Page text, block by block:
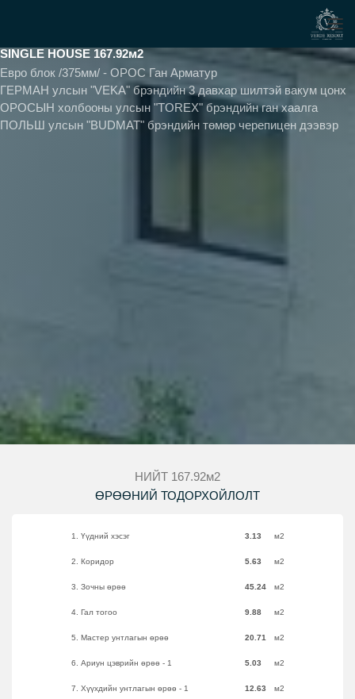
SINGLE HOUSE 167.92м2
Евро блок /375мм/ - ОРОС Ган Арматур
ГЕРМАН улсын "VEKA" брэндийн 3 давхар шилтэй вакум цонх
ОРОСЫН холбооны улсын "TOREX" брэндийн ган хаалга
ПОЛЬШ улсын "BUDMAT" брэндийн төмөр черепицен дээвэр
НИЙТ 167.92м2
ӨРӨӨНИЙ ТОДОРХОЙЛОЛТ
1. Үүдний хэсэг 3.13 м2
2. Коридор 5.63 м2
3. Зочны өрөө 45.24 м2
4. Гал тогоо 9.88 м2
5. Мастер унтлагын өрөө 20.71 м2
6. Ариун цэврийн өрөө - 1 5.03 м2
7. Хүүхдийн унтлагын өрөө - 1 12.63 м2